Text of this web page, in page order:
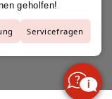
online für